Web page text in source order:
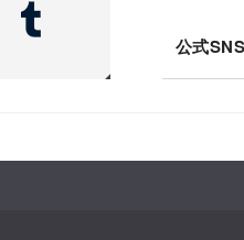
公式